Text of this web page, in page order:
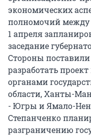
экономических
полномочий между
1 апреля
заседание
Стороны поставили
разработать
органами
области, Ханты-
- Югры и Ямало-
Степанченко
разграничению